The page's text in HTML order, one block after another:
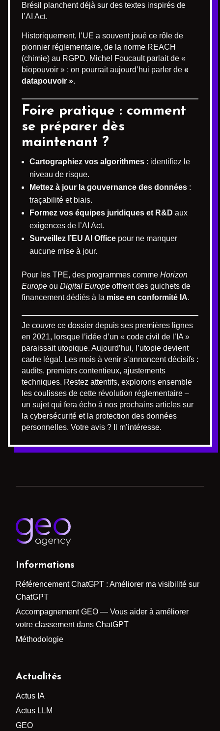
Brésil planchent déjà sur des textes inspirés de
l’AI Act.
Historiquement, l’UE a souvent joué ce rôle de
pionnier réglementaire, de la norme REACH
(chimie) au RGPD. Michel Foucault parlait de «
biopouvoir » ; on pourrait aujourd’hui parler de «
datapouvoir ».
Foire pratique : comment
se préparer dès
maintenant ?
Cartographiez vos algorithmes : identifiez le
niveau de risque.
Mettez à jour la gouvernance des données :
traçabilité et biais.
Formez vos équipes juridiques et R&D aux
exigences de l’AI Act.
Surveillez l’EU AI Office pour ne manquer
aucune mise à jour.
Pour les TPE, des programmes comme Horizon
Europe ou Digital Europe offrent des guichets de
financement dédiés à la mise en conformité IA.
Je couvre ce dossier depuis ses premières lignes
en 2021, lorsque l’idée d’un « code civil de l’IA »
paraissait utopique. Aujourd’hui, l’utopie devient
cadre légal. Les mois à venir s’annoncent décisifs :
audits, premiers contentieux, ajustements
techniques. Restez attentifs, explorons ensemble
les coulisses de cette révolution réglementaire –
un sujet qui fera écho à nos prochains articles sur
la cybersécurité et la protection des données
personnelles. Votre avis ? Il m’intéresse.
Informations
Référencement ChatGPT : Améliorer ma visibilité sur
ChatGPT
Accompagnement GEO — Vous aider à améliorer
votre classement dans ChatGPT
Méthodologie
Actualités
Actus IA
Actus LLM
GEO